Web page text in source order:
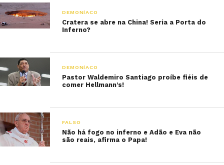
DEMONÍACO
Cratera se abre na China! Seria a Porta do
Inferno?
DEMONÍACO
Pastor Waldemiro Santiago proíbe fiéis de
comer Hellmann’s!
FALSO
Não há fogo no inferno e Adão e Eva não
são reais, afirma o Papa!